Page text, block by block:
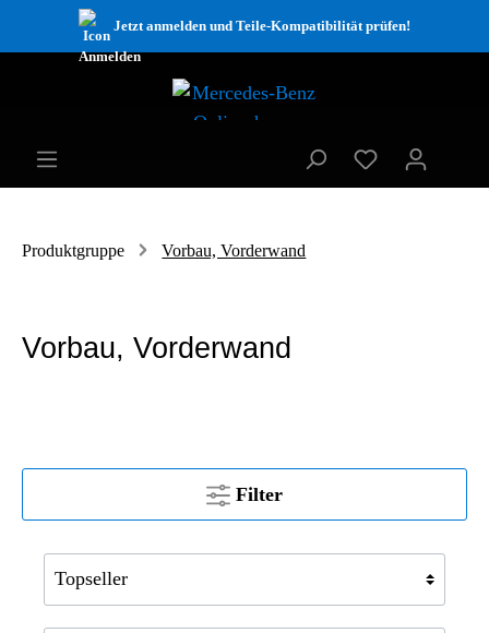
Jetzt anmelden und Teile-Kompatibilität prüfen!
Produktgruppe Vorbau, Vorderwand
Vorbau, Vorderwand
Filter